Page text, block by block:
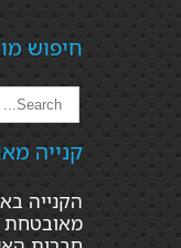
חיפוש
קנייה
מאובטחת